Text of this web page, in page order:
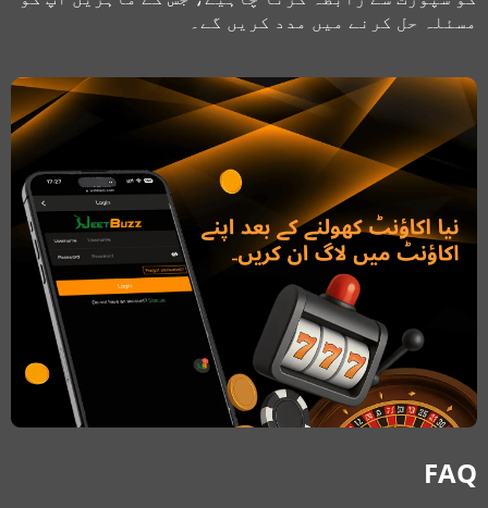
مسئلہ حل کرنے میں مدد کریں گے۔
FAQ